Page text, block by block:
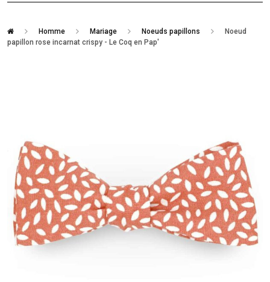
Homme Mariage Noeuds papillons
Noeud
papillon rose incarnat crispy - Le Coq en Pap'